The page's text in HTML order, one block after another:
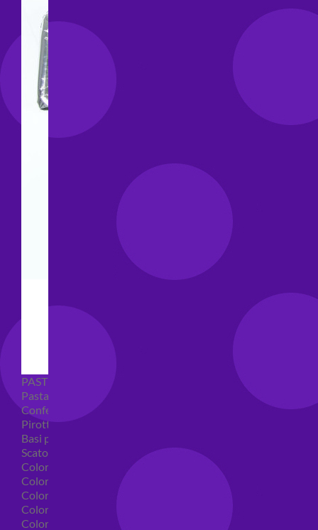
PASTICCERIA
Pasta di zucchero
Confetti
Pirottini
Basi polistirolo per torte
Scatole per torte
Coloranti alimentari
Coloranti alimentari in gel
Colorante alimentare spray
Coloranti alimentari in polvere
Coloranti liquidi